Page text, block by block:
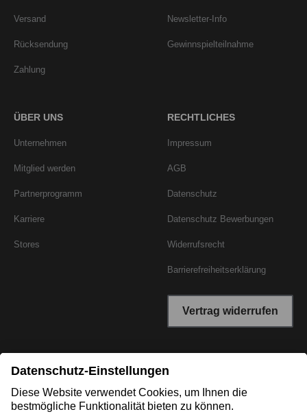
Versand
Rücksendung
Zahlung
Newsletter-Info
Gewinnspielteilnahme
ÜBER UNS
Unternehmen
Mitglied werden
Partnerprogramm
Karriere
Stores
RECHTLICHES
Impressum
AGB
Datenschutz
Datenschutz Bewerbungen
Widerrufsrecht
Barrierefreiheitserklärung
Vertrag widerrufen